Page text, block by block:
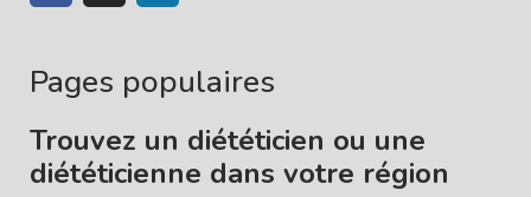
Pages populaires
Trouvez un diététicien ou une
diététicienne dans votre région